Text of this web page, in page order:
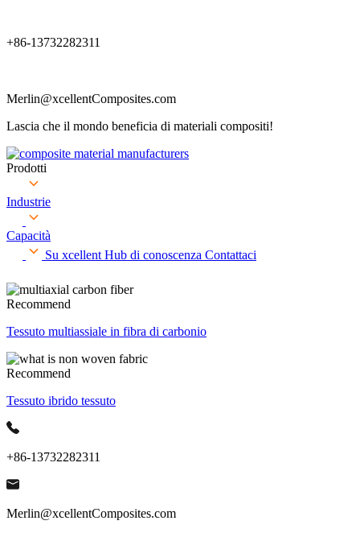
+86-13732282311
Merlin@xcellentComposites.com
Lascia che il mondo beneficia di materiali compositi!
Prodotti
Industrie
Capacità
Su xcellent Hub di conoscenza Contattaci
Recommend
Tessuto multiassiale in fibra di carbonio
Recommend
Tessuto ibrido tessuto
+86-13732282311
Merlin@xcellentComposites.com